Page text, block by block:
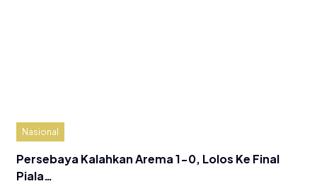
Nasional
Persebaya Kalahkan Arema 1-0, Lolos Ke Final
Piala…